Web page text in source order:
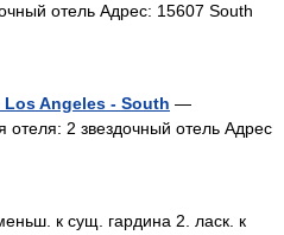
отель Адрес: 15607 South
Los Angeles - South —
2 звездочный отель Адрес
к сущ. гардина 2. ласк. к